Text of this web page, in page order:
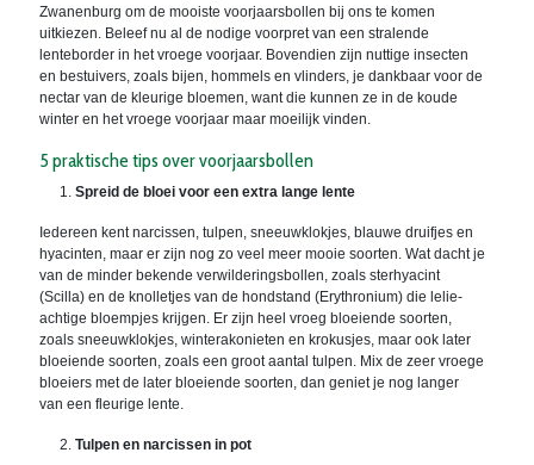
Zwanenburg om de mooiste voorjaarsbollen bij ons te komen
uitkiezen. Beleef nu al de nodige voorpret van een stralende
lenteborder in het vroege voorjaar. Bovendien zijn nuttige insecten
en bestuivers, zoals bijen, hommels en vlinders, je dankbaar voor de
nectar van de kleurige bloemen, want die kunnen ze in de koude
winter en het vroege voorjaar maar moeilijk vinden.
5 praktische tips over voorjaarsbollen
Spreid de bloei voor een extra lange lente
Iedereen kent narcissen, tulpen, sneeuwklokjes, blauwe druifjes en
hyacinten, maar er zijn nog zo veel meer mooie soorten. Wat dacht je
van de minder bekende verwilderingsbollen, zoals sterhyacint
(Scilla) en de knolletjes van de hondstand (Erythronium) die lelie-
achtige bloempjes krijgen. Er zijn heel vroeg bloeiende soorten,
zoals sneeuwklokjes, winterakonieten en krokusjes, maar ook later
bloeiende soorten, zoals een groot aantal tulpen. Mix de zeer vroege
bloeiers met de later bloeiende soorten, dan geniet je nog langer
van een fleurige lente.
Tulpen en narcissen in pot